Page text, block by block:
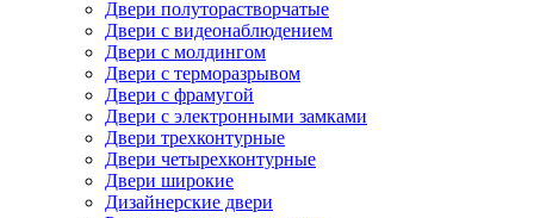
Двери полуторастворчатые
Двери с видеонаблюдением
Двери с молдингом
Двери с терморазрывом
Двери с фрамугой
Двери с электронными замками
Двери трехконтурные
Двери четырехконтурные
Двери широкие
Дизайнерские двери